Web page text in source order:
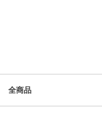
全商品